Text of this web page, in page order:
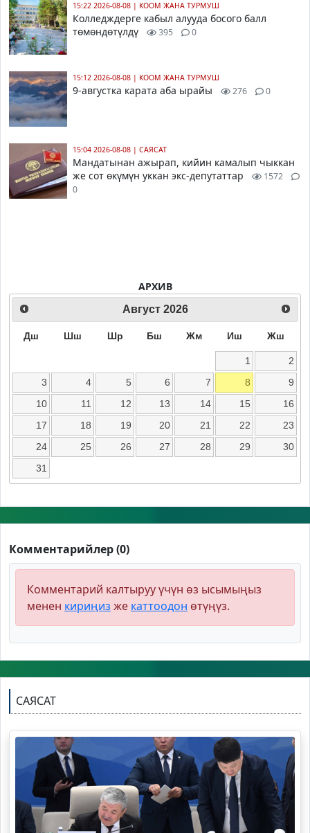
15:22 2026-08-08 | КООМ ЖАНА ТУРМУШ
Колледждерге кабыл алууда босого балл
төмөндөтүлдү
395 0
15:12 2026-08-08 | КООМ ЖАНА ТУРМУШ
9-августка карата аба ырайы 276 0
15:04 2026-08-08 | САЯСАТ
Мандатынан ажырап, кийин камалып чыккан
же сот өкүмүн уккан экс-депутаттар
1572
0
АРХИВ
Август 2026
Дш Шш Шр Бш Жм Иш Жш
1
2
3
4 5 6 7 8
9
10
11 12 13 14 15
16
17
18 19 20 21 22
23
24
25 26 27 28 29
30
31
Комментарийлер (0)
Комментарий калтыруу үчүн өз ысымыңыз
менен кириңиз же каттоодон өтүңүз.
САЯСАТ